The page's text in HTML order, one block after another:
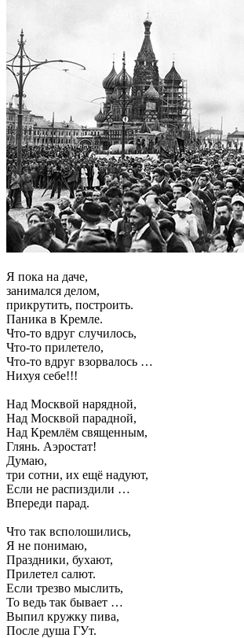
Я пока на даче,
занимался делом,
прикрутить, построить.
Паника в Кремле.
Что-то вдруг случилось,
Что-то прилетело,
Что-то вдруг взорвалось …
Нихуя себе!!!
Над Москвой нарядной,
Над Москвой парадной,
Над Кремлём священным,
Глянь. Аэростат!
Думаю,
три сотни, их ещё надуют,
Если не распиздили …
Впереди парад.
Что так всполошились,
Я не понимаю,
Праздники, бухают,
Прилетел салют.
Если трезво мыслить,
То ведь так бывает …
Выпил кружку пива,
После душа ГУт.